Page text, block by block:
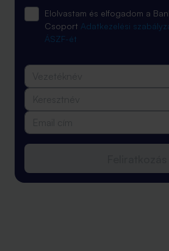
Elolvastam és elfogadom a
Csoport Adatkezelési
ÁSZF-ét